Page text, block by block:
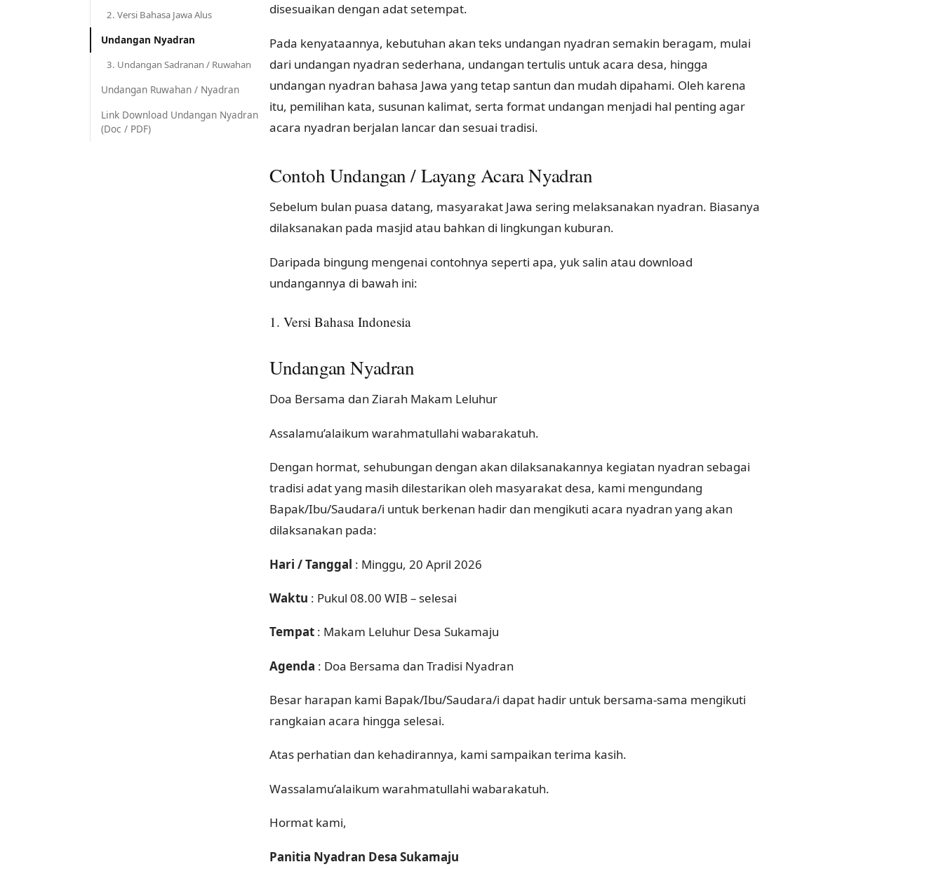
2. Versi Bahasa Jawa Alus
Undangan Nyadran
3. Undangan Sadranan / Ruwahan
Undangan Ruwahan / Nyadran
Link Download Undangan Nyadran
(Doc / PDF)
disesuaikan dengan adat setempat.
Pada kenyataannya, kebutuhan akan teks undangan nyadran semakin beragam, mulai
dari undangan nyadran sederhana, undangan tertulis untuk acara desa, hingga
undangan nyadran bahasa Jawa yang tetap santun dan mudah dipahami. Oleh karena
itu, pemilihan kata, susunan kalimat, serta format undangan menjadi hal penting agar
acara nyadran berjalan lancar dan sesuai tradisi.
Contoh Undangan / Layang Acara Nyadran
Sebelum bulan puasa datang, masyarakat Jawa sering melaksanakan nyadran. Biasanya
dilaksanakan pada masjid atau bahkan di lingkungan kuburan.
Daripada bingung mengenai contohnya seperti apa, yuk salin atau download
undangannya di bawah ini:
1. Versi Bahasa Indonesia
Undangan Nyadran
Doa Bersama dan Ziarah Makam Leluhur
Assalamu’alaikum warahmatullahi wabarakatuh.
Dengan hormat, sehubungan dengan akan dilaksanakannya kegiatan nyadran sebagai
tradisi adat yang masih dilestarikan oleh masyarakat desa, kami mengundang
Bapak/Ibu/Saudara/i untuk berkenan hadir dan mengikuti acara nyadran yang akan
dilaksanakan pada:
Hari / Tanggal : Minggu, 20 April 2026
Waktu : Pukul 08.00 WIB – selesai
Tempat : Makam Leluhur Desa Sukamaju
Agenda : Doa Bersama dan Tradisi Nyadran
Besar harapan kami Bapak/Ibu/Saudara/i dapat hadir untuk bersama-sama mengikuti
rangkaian acara hingga selesai.
Atas perhatian dan kehadirannya, kami sampaikan terima kasih.
Wassalamu’alaikum warahmatullahi wabarakatuh.
Hormat kami,
Panitia Nyadran Desa Sukamaju